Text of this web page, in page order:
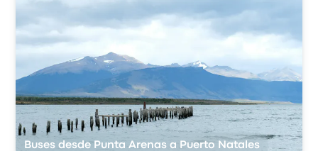
Buses desde Punta Arenas a Puerto Natales